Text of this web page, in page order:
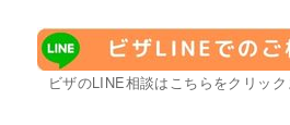
ビザのLINE相談はこちらをクリッ